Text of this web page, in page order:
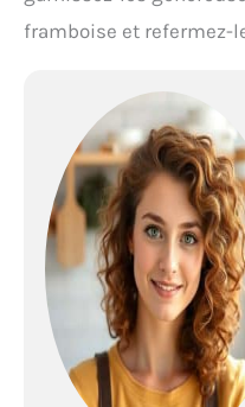
framboise et refermez-